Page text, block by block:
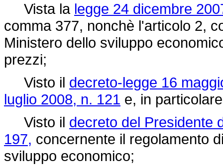
Vista la legge 24 dicembre
comma 377, nonchè l'articolo 2,
Ministero dello sviluppo
prezzi;
Visto il decreto-legge 16
luglio 2008, n. 121 e, in
Visto il decreto del Presidente
197, concernente il regolamento
sviluppo economico;